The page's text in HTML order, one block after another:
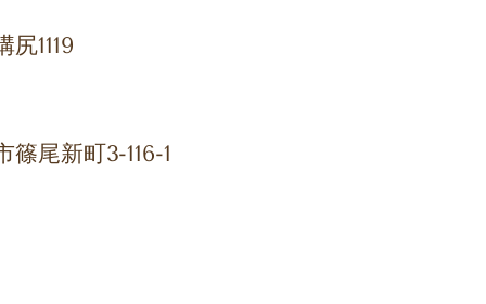
1119
尾新町3-116-1